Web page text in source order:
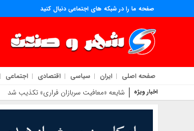
صفحه ما را در شبکه های اجتماعی دنبال کنید
صفحه اصلی ایران سیاسی اقتصادی اجتماعی
اخبار ویژه شایعه «معافیت سربازان فراری» تکذیب شد